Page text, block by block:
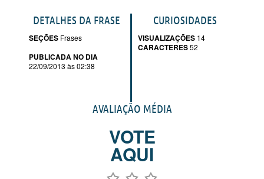
DETALHES DA FRASE
SEÇÕES Frases
PUBLICADA NO DIA
22/09/2013 às 02:38
CURIOSIDADES
VISUALIZAÇÕES 14
CARACTERES52
AVALIAÇÃO MÉDIA
VOTE
AQUI